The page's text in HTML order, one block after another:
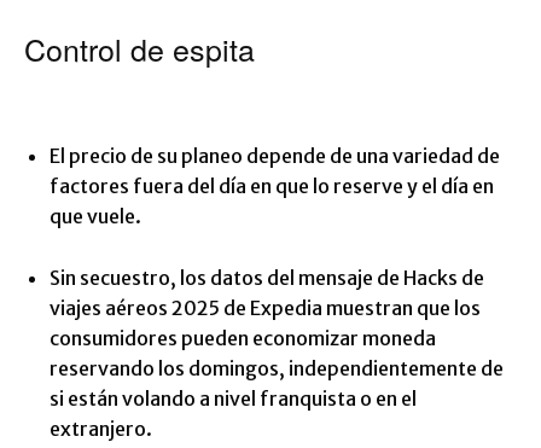
Control de espita
El precio de su planeo depende de una variedad de
factores fuera del día en que lo reserve y el día en
que vuele.
Sin secuestro, los datos del mensaje de Hacks de
viajes aéreos 2025 de Expedia muestran que los
consumidores pueden economizar moneda
reservando los domingos, independientemente de
si están volando a nivel franquista o en el
extranjero.